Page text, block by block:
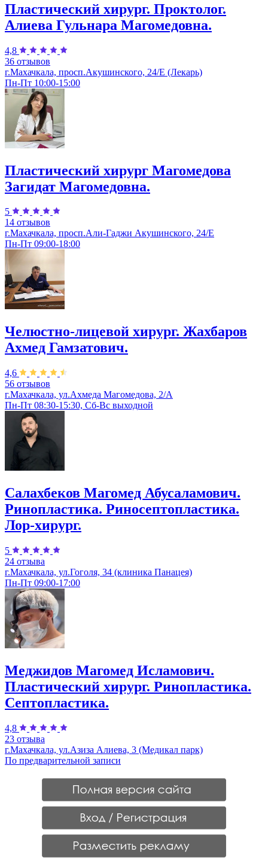
Пластический хирург. Проктолог.
Алиева Гульнара Магомедовна.
4,8
36 отзывов
г.Махачкала, просп.Акушинского, 24/Е (Лекарь)
Пн-Пт 10:00-15:00
Пластический хирург Магомедова
Загидат Магомедовна.
5
14 отзывов
г.Махачкала, просп.Али-Гаджи Акушинского, 24/Е
Пн-Пт 09:00-18:00
Челюстно-лицевой хирург. Жахбаров
Ахмед Гамзатович.
4,6
56 отзывов
г.Махачкала, ул.Ахмеда Магомедова, 2/А
Пн-Пт 08:30-15:30, Сб-Вс выходной
Салахбеков Магомед Абусаламович.
Ринопластика. Риносептопластика.
Лор-хирург.
5
24 отзыва
г.Махачкала, ул.Гоголя, 34 (клиника Панацея)
Пн-Пт 09:00-17:00
Меджидов Магомед Исламович.
Пластический хирург. Ринопластика.
Септопластика.
4,8
23 отзыва
г.Махачкала, ул.Азиза Алиева, 3 (Медикал парк)
По предварительной записи